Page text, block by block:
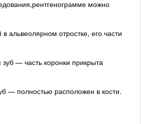
можно
альвеолярном отростке, его части
— часть коронки прикрыта
— полностью расположен в кости.